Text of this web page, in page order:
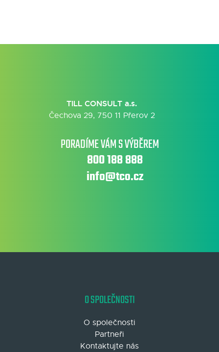
TILL CONSULT a.s.
Čechova 29, 750 11 Přerov 2
PORADÍME VÁM S VÝBĚREM
800 188 888
info@tco.cz
O SPOLEČNOSTI
O společnosti
Partneři
Kontaktujte nás